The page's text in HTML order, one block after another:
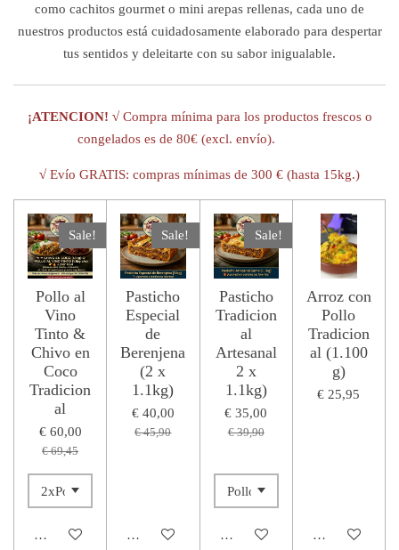
como cachitos gourmet o mini arepas rellenas, cada uno de
nuestros productos está cuidadosamente elaborado para despertar
tus sentidos y deleitarte con su sabor inigualable.
¡ATENCION! √Compra mínima para los productos frescos o
congelados es de 80€ (excl. envío).
√ Evío GRATIS: compras mínimas de 300 € (hasta 15kg.)
Sale!
Pollo al
Vino
Tinto &
Chivo en
Coco
Tradicion
al
€ 60,00
€ 69,45
In winkelwagen
Sale!
Pasticho
Especial
de
Berenjena
(2 x
1.1kg)
€ 40,00
€ 45,90
In winkelwagen
Sale!
Pasticho
Tradicion
al
Artesanal
2 x
1.1kg)
€ 35,00
€ 39,90
In winkelwagen
Arroz con
Pollo
Tradicion
al (1.100
g)
€ 25,95
In